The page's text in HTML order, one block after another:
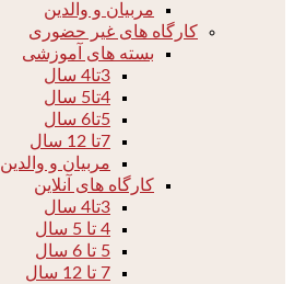
مربیان و والدین
کارگاه های غیر حضوری
بسته های آموزشی
3تا4 سال
4تا5 سال
5تا6 سال
7تا 12 سال
مربیان و والدین
کارگاه های آنلاین
3تا4 سال
4 تا 5 سال
5 تا 6 سال
7 تا 12 سال